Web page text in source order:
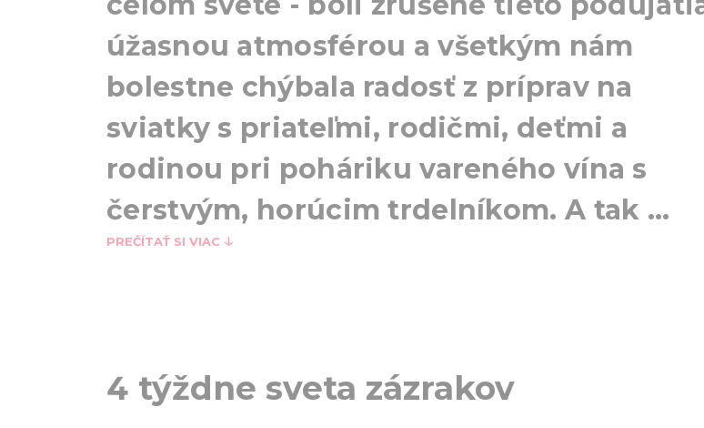
úžasnou atmosférou a všetkým nám
bolestne chýbala radosť z príprav na
sviatky s priateľmi, rodičmi, deťmi a
rodinou pri poháriku vareného vína s
čerstvým, horúcim trdelníkom. A tak ...
PREČÍTAŤ SI VIAC
4 týždne sveta zázrakov